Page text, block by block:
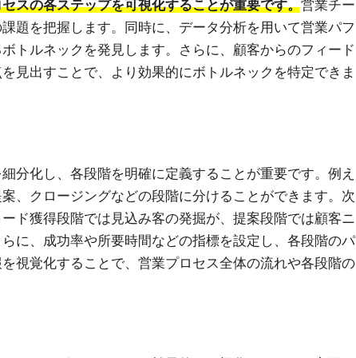
スの各ステップを可視化することが重要です。営業チー
題を把握します。同時に、データ分析を用いて営業パフ
トルネックを発見します。さらに、顧客からのフィード
見出すことで、より効果的にボトルネックを特定できま
分化し、各段階を明確に定義することが重要です。例え
、クロージングなどの段階に分けることができます。次
ド獲得段階では見込み客の発掘が、提案段階では顧客ニ
に、成功率や所要時間などの指標を設定し、各段階のパ
視覚化することで、営業プロセス全体の流れや各段階の